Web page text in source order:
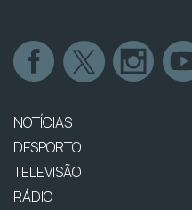
NOTÍCIAS
DESPORTO
TELEVISÃO
RÁDIO